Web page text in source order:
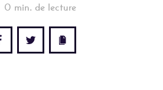
0 min. de lecture